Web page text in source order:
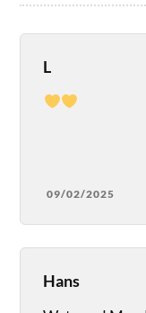
L
09/02/2025
Hans